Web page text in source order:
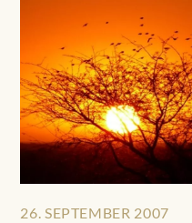
26. SEPTEMBER 2007